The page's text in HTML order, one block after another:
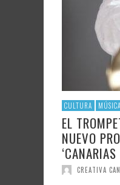
CULTURA MÚSICA
EL
NUEVO
CREATIVA